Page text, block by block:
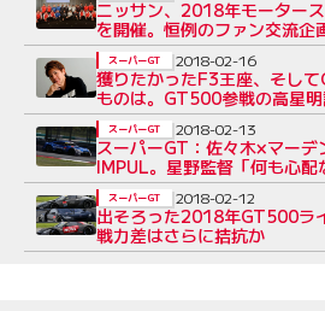
ニッサン、2018年モーター
を開催。恒例のファン交流企
獲りたかったF3王座、そし
ものは。GT500参戦の高星明
スーパーGT 2018-02-16
スーパーGT：佐々木×マー
IMPUL。星野監督「何も心配
スーパーGT 2018-02-13
出そろった2018年GT500ラ
戦力差はさらに拮抗か
スーパーGT 2018-02-12